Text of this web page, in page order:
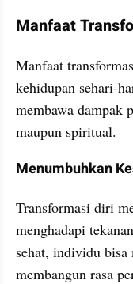
Manfaat
Manfaat
kehidupan sehari-
membawa dampak
maupun spiritual.
Menumbuhkan
Transformasi diri
menghadapi
sehat, individu bisa
membangun rasa